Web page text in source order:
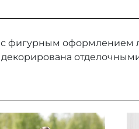
фигурным оформлением